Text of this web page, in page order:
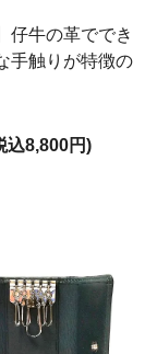
仔牛の革ででき
手触りが特徴の
込8,800円)